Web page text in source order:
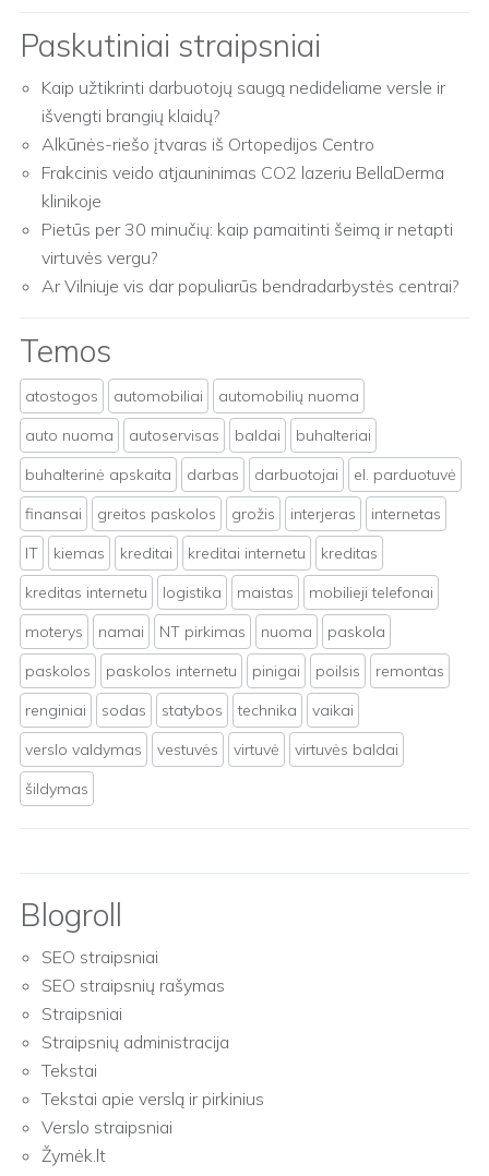
Paskutiniai straipsniai
Kaip užtikrinti darbuotojų saugą nedideliame versle ir
išvengti brangių klaidų?
Alkūnės-riešo įtvaras iš Ortopedijos Centro
Frakcinis veido atjauninimas CO2 lazeriu BellaDerma
klinikoje
Pietūs per 30 minučių: kaip pamaitinti šeimą ir netapti
virtuvės vergu?
Ar Vilniuje vis dar populiarūs bendradarbystės centrai?
Temos
atostogos automobiliai
automobilių nuoma
auto nuoma
autoservisas baldai
buhalteriai
buhalterinė apskaita
darbas darbuotojai
el. parduotuvė
finansai
greitos paskolos grožis interjeras
internetas
IT
kiemas kreditai kreditai internetu
kreditas
kreditas internetu
logistika maistas
mobilieji telefonai
moterys
namai NT pirkimas nuoma
paskola
paskolos
paskolos internetu pinigai poilsis
remontas
renginiai
sodas statybos technika
vaikai
verslo valdymas
vestuvės virtuvė
virtuvės baldai
šildymas
Blogroll
SEO straipsniai
SEO straipsnių rašymas
Straipsniai
Straipsnių administracija
Tekstai
Tekstai apie verslą ir pirkinius
Verslo straipsniai
Žymėk.lt